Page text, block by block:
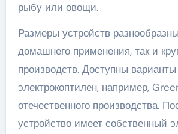
рыбу или овощи.
Размеры устройств
домашнего применения, так и
производств. Доступны
электрокоптилен, например,
отечественного производства.
устройство имеет собственный